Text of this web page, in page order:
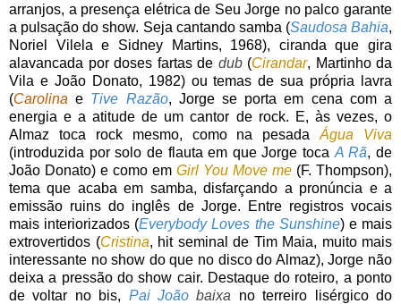
arranjos, a presença elétrica de Seu Jorge no palco garante
a pulsação do show. Seja cantando samba (Saudosa Bahia,
Noriel Vilela e Sidney Martins, 1968), ciranda que gira
alavancada por doses fartas de dub(Cirandar, Martinho da
Vila e João Donato, 1982) ou temas de sua própria lavra
(Carolina e Tive Razão, Jorge se porta em cena com a
energia e a atitude de um cantor de rock. E, às vezes, o
Almaz toca rock mesmo, como na pesadaÁgua Viva
(introduzida por solo de flauta em que Jorge toca A Rã, de
João Donato) e como em Girl You Move me (F. Thompson),
tema que acaba em samba, disfarçando a pronúncia e a
emissão ruins do inglês de Jorge. Entre registros vocais
mais interiorizados (Everybody Loves the Sunshine) e mais
extrovertidos (Cristina, hit seminal de Tim Maia, muito mais
interessante no show do que no disco do Almaz), Jorge não
deixa a pressão do show cair. Destaque do roteiro, a ponto
de voltar no bis, Pai João baixa no terreiro lisérgico do